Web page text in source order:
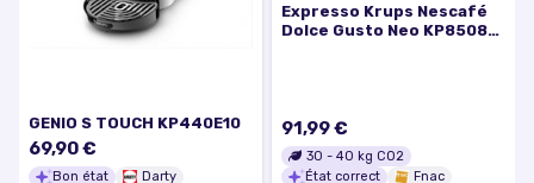
GENIO S TOUCH KP440E10
69,90 €
Bon état Darty
Expresso Krups Nescafé
Dolce Gusto Neo KP850810
91,99 €
30 - 40 kg CO2
État correct
Fnac